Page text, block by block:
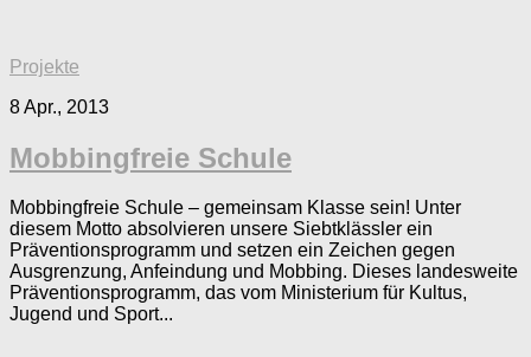
Projekte
8 Apr., 2013
Mobbingfreie Schule
Mobbingfreie Schule – gemeinsam Klasse sein! Unter
diesem Motto absolvieren unsere Siebtklässler ein
Präventionsprogramm und setzen ein Zeichen gegen
Ausgrenzung, Anfeindung und Mobbing. Dieses landesweite
Präventionsprogramm, das vom Ministerium für Kultus,
Jugend und Sport...